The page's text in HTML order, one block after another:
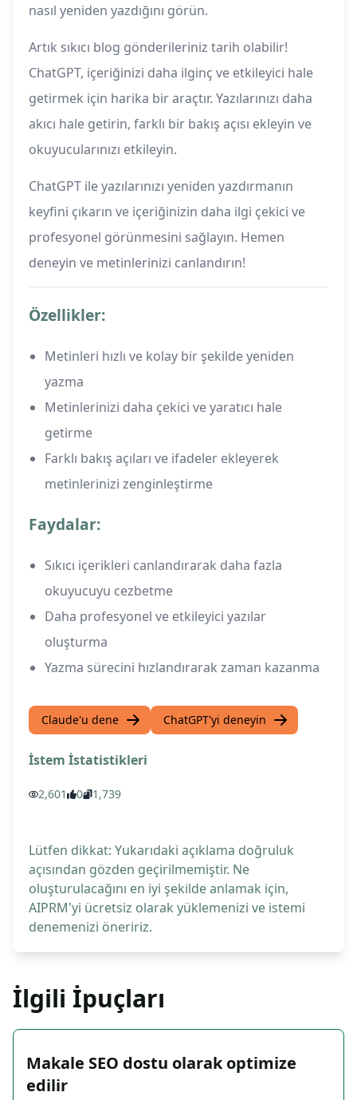
nasıl yeniden yazdığını görün.
Artık sıkıcı blog gönderileriniz tarih olabilir!
ChatGPT, içeriğinizi daha ilginç ve etkileyici hale
getirmek için harika bir araçtır. Yazılarınızı daha
akıcı hale getirin, farklı bir bakış açısı ekleyin ve
okuyucularınızı etkileyin.
ChatGPT ile yazılarınızı yeniden yazdırmanın
keyfini çıkarın ve içeriğinizin daha ilgi çekici ve
profesyonel görünmesini sağlayın. Hemen
deneyin ve metinlerinizi canlandırın!
Özellikler:
Metinleri hızlı ve kolay bir şekilde yeniden
yazma
Metinlerinizi daha çekici ve yaratıcı hale
getirme
Farklı bakış açıları ve ifadeler ekleyerek
metinlerinizi zenginleştirme
Faydalar:
Sıkıcı içerikleri canlandırarak daha fazla
okuyucuyu cezbetme
Daha profesyonel ve etkileyici yazılar
oluşturma
Yazma sürecini hızlandırarak zaman kazanma
Claude'u dene ChatGPT'yi deneyin
İstem İstatistikleri
2,601 0 1,739
Lütfen dikkat: Yukarıdaki açıklama doğruluk
açısından gözden geçirilmemiştir. Ne
oluşturulacağını en iyi şekilde anlamak için,
AIPRM'yi ücretsiz olarak yüklemenizi ve istemi
denemenizi öneririz.
İlgili İpuçları
Makale SEO dostu olarak optimize
edilir